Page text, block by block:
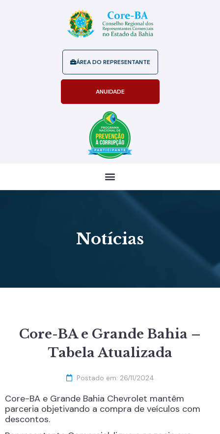
ÁREA DO REPRESENTANTE
ANUIDADE
Notícias
Core-BA e Grande Bahia –
Tabela Atualizada
Postado em: 26/11/2024
Core-BA e Grande Bahia Chevrolet mantêm
parceria objetivando a compra de veículos com
descontos.